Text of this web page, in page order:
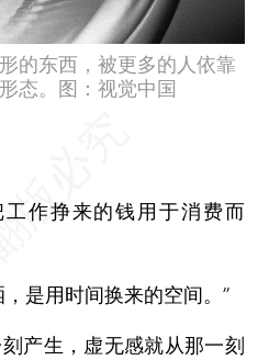
的东西，被更多的人依靠
态。图：视觉中国
作挣来的钱用于消费而
是用时间换来的空间。”
生，虚无感就从那一刻